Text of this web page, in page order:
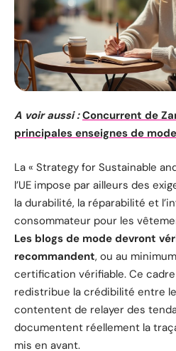
A voir aussi : Concurrent de
principales enseignes de mode
La « Strategy for Sustainable
l’UE impose par ailleurs des
la durabilité, la réparabilité et
consommateur pour les
Les blogs de mode devront
recommandent, ou au
certification vérifiable. Ce
redistribue la crédibilité entre
contentent de relayer des
documentent réellement la
mis en avant.